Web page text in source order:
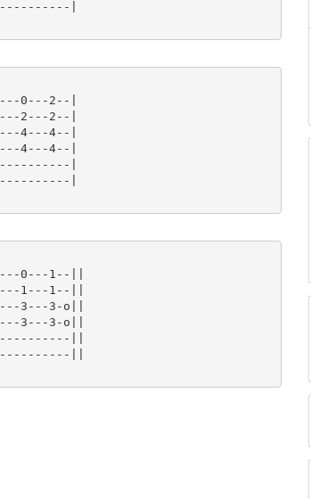
|
0---2--|
2---2--|
4---4--|
4---4--|
|
|
0---1--||
1---1--||
3---3-o||
3---3-o||
||
||